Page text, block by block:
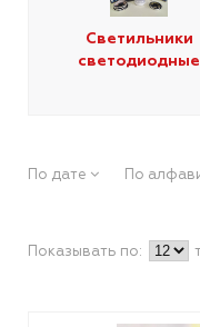
Светильники
светодиодные
По дате По
Показывать по: